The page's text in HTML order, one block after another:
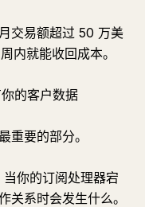
交易额超过 50 万美
内就能收回成本。
的客户数据
重要的部分。
你的订阅处理器宕
关系时会发生什么。